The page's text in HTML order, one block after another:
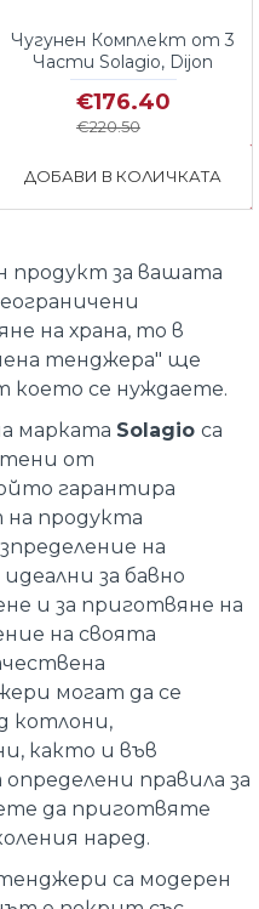
Чугунен Комплект от 3
Части Solagio, Dijon
€176.40
€220.50
ДОБАВИ В КОЛИЧКАТА
продукт за вашата
на храна, то в
тенджера" ще
се нуждаете.
марката Solagio са
от
гарантира
на продукта
на
за бавно
и за приготвяне на
на своята
могат да се
котлони,
както и във
правила за
да приготвяте
наред.
са модерен